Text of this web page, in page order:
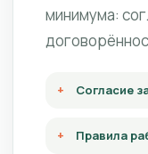
минимума:
Согласие
Правила